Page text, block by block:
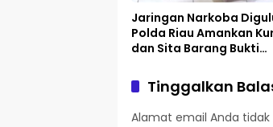
Jaringan Narkoba
Polda Riau Amankan
dan Sita Barang Bukti
Tinggalkan
Alamat email Anda tidak